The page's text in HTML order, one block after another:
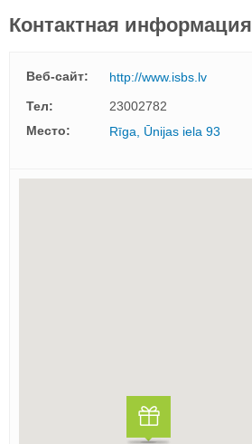
Контактная информация
Веб-сайт:
http://www.isbs.lv
Тел:
23002782
Mесто:
Rīga, Ūnijas iela 93